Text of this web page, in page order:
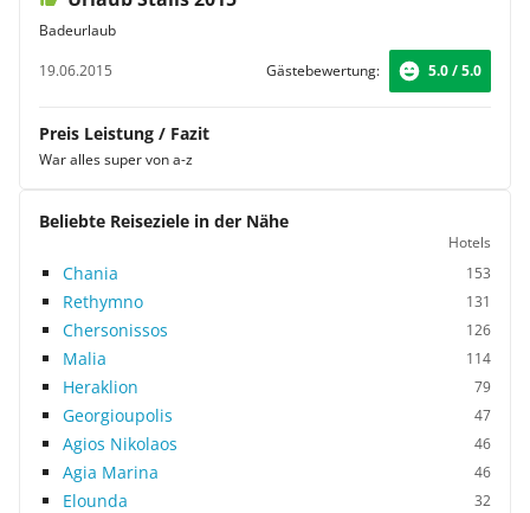
Badeurlaub
19.06.2015
Gästebewertung: 5.0 / 5.0
Preis Leistung / Fazit
War alles super von a-z
Beliebte Reiseziele in der Nähe
Hotels
Chania 153
Rethymno 131
Chersonissos 126
Malia 114
Heraklion 79
Georgioupolis 47
Agios Nikolaos 46
Agia Marina 46
Elounda 32